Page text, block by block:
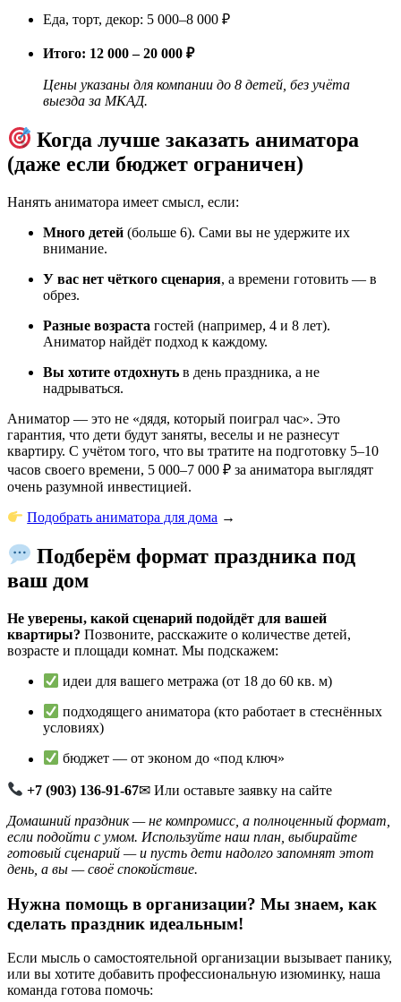
Еда, торт, декор: 5 000–8 000 ₽
Итого: 12 000 – 20 000 ₽
Цены указаны для компании до 8 детей, без учёта
выезда за МКАД.
Когда лучше заказать аниматора
(даже если бюджет ограничен)
Нанять аниматора имеет смысл, если:
Много детей (больше 6). Сами вы не удержите их
внимание.
У вас нет чёткого сценария, а времени готовить — в
обрез.
Разные возраста гостей (например, 4 и 8 лет).
Аниматор найдёт подход к каждому.
Вы хотите отдохнуть в день праздника, а не
надрываться.
Аниматор — это не «дядя, который поиграл час». Это
гарантия, что дети будут заняты, веселы и не разнесут
квартиру. С учётом того, что вы тратите на подготовку 5–10
часов своего времени, 5 000–7 000 ₽ за аниматора выглядят
очень разумной инвестицией.
Подобрать аниматора для дома →
Подберём формат праздника под
ваш дом
Не уверены, какой сценарий подойдёт для вашей
квартиры? Позвоните, расскажите о количестве детей,
возрасте и площади комнат. Мы подскажем:
идеи для вашего метража (от 18 до 60 кв. м)
подходящего аниматора (кто работает в стеснённых
условиях)
бюджет — от эконом до «под ключ»
+7 (903) 136-91-67✉ Или оставьте заявку на сайте
Домашний праздник — не компромисс, а полноценный формат,
если подойти с умом. Используйте наш план, выбирайте
готовый сценарий — и пусть дети надолго запомнят этот
день, а вы — своё спокойствие.
Нужна помощь в организации? Мы знаем, как
сделать праздник идеальным!
Если мысль о самостоятельной организации вызывает панику,
или вы хотите добавить профессиональную изюминку, наша
команда готова помочь: